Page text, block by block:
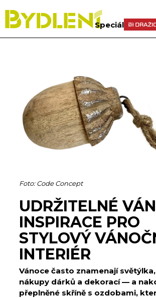
Speciál
Foto: Code Concept
UDRŽITELNÉ
INSPIRACE PRO
STYLOVÝ
INTERIÉR
Vánoce často znamenají
nákupy dárků a dekorací — a
přeplněné skříně s ozdobami,